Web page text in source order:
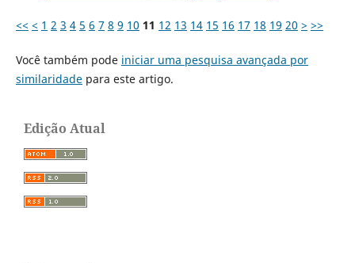
<< < 1 2 3 4 5 6 7 8 9 10 11 12 13 14 15 16 17 18 19 20 > >>
Você também pode iniciar uma pesquisa avançada por
similaridadepara este artigo.
Edição Atual